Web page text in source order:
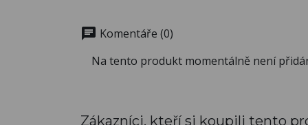
chat Komentáře (0)
Na tento produkt momentálně není
Zákazníci, kteří si koupili tento